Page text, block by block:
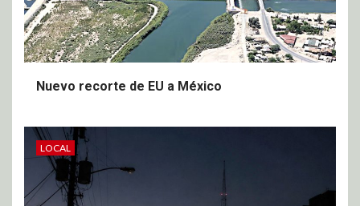
Nuevo recorte de EU a México
LOCAL